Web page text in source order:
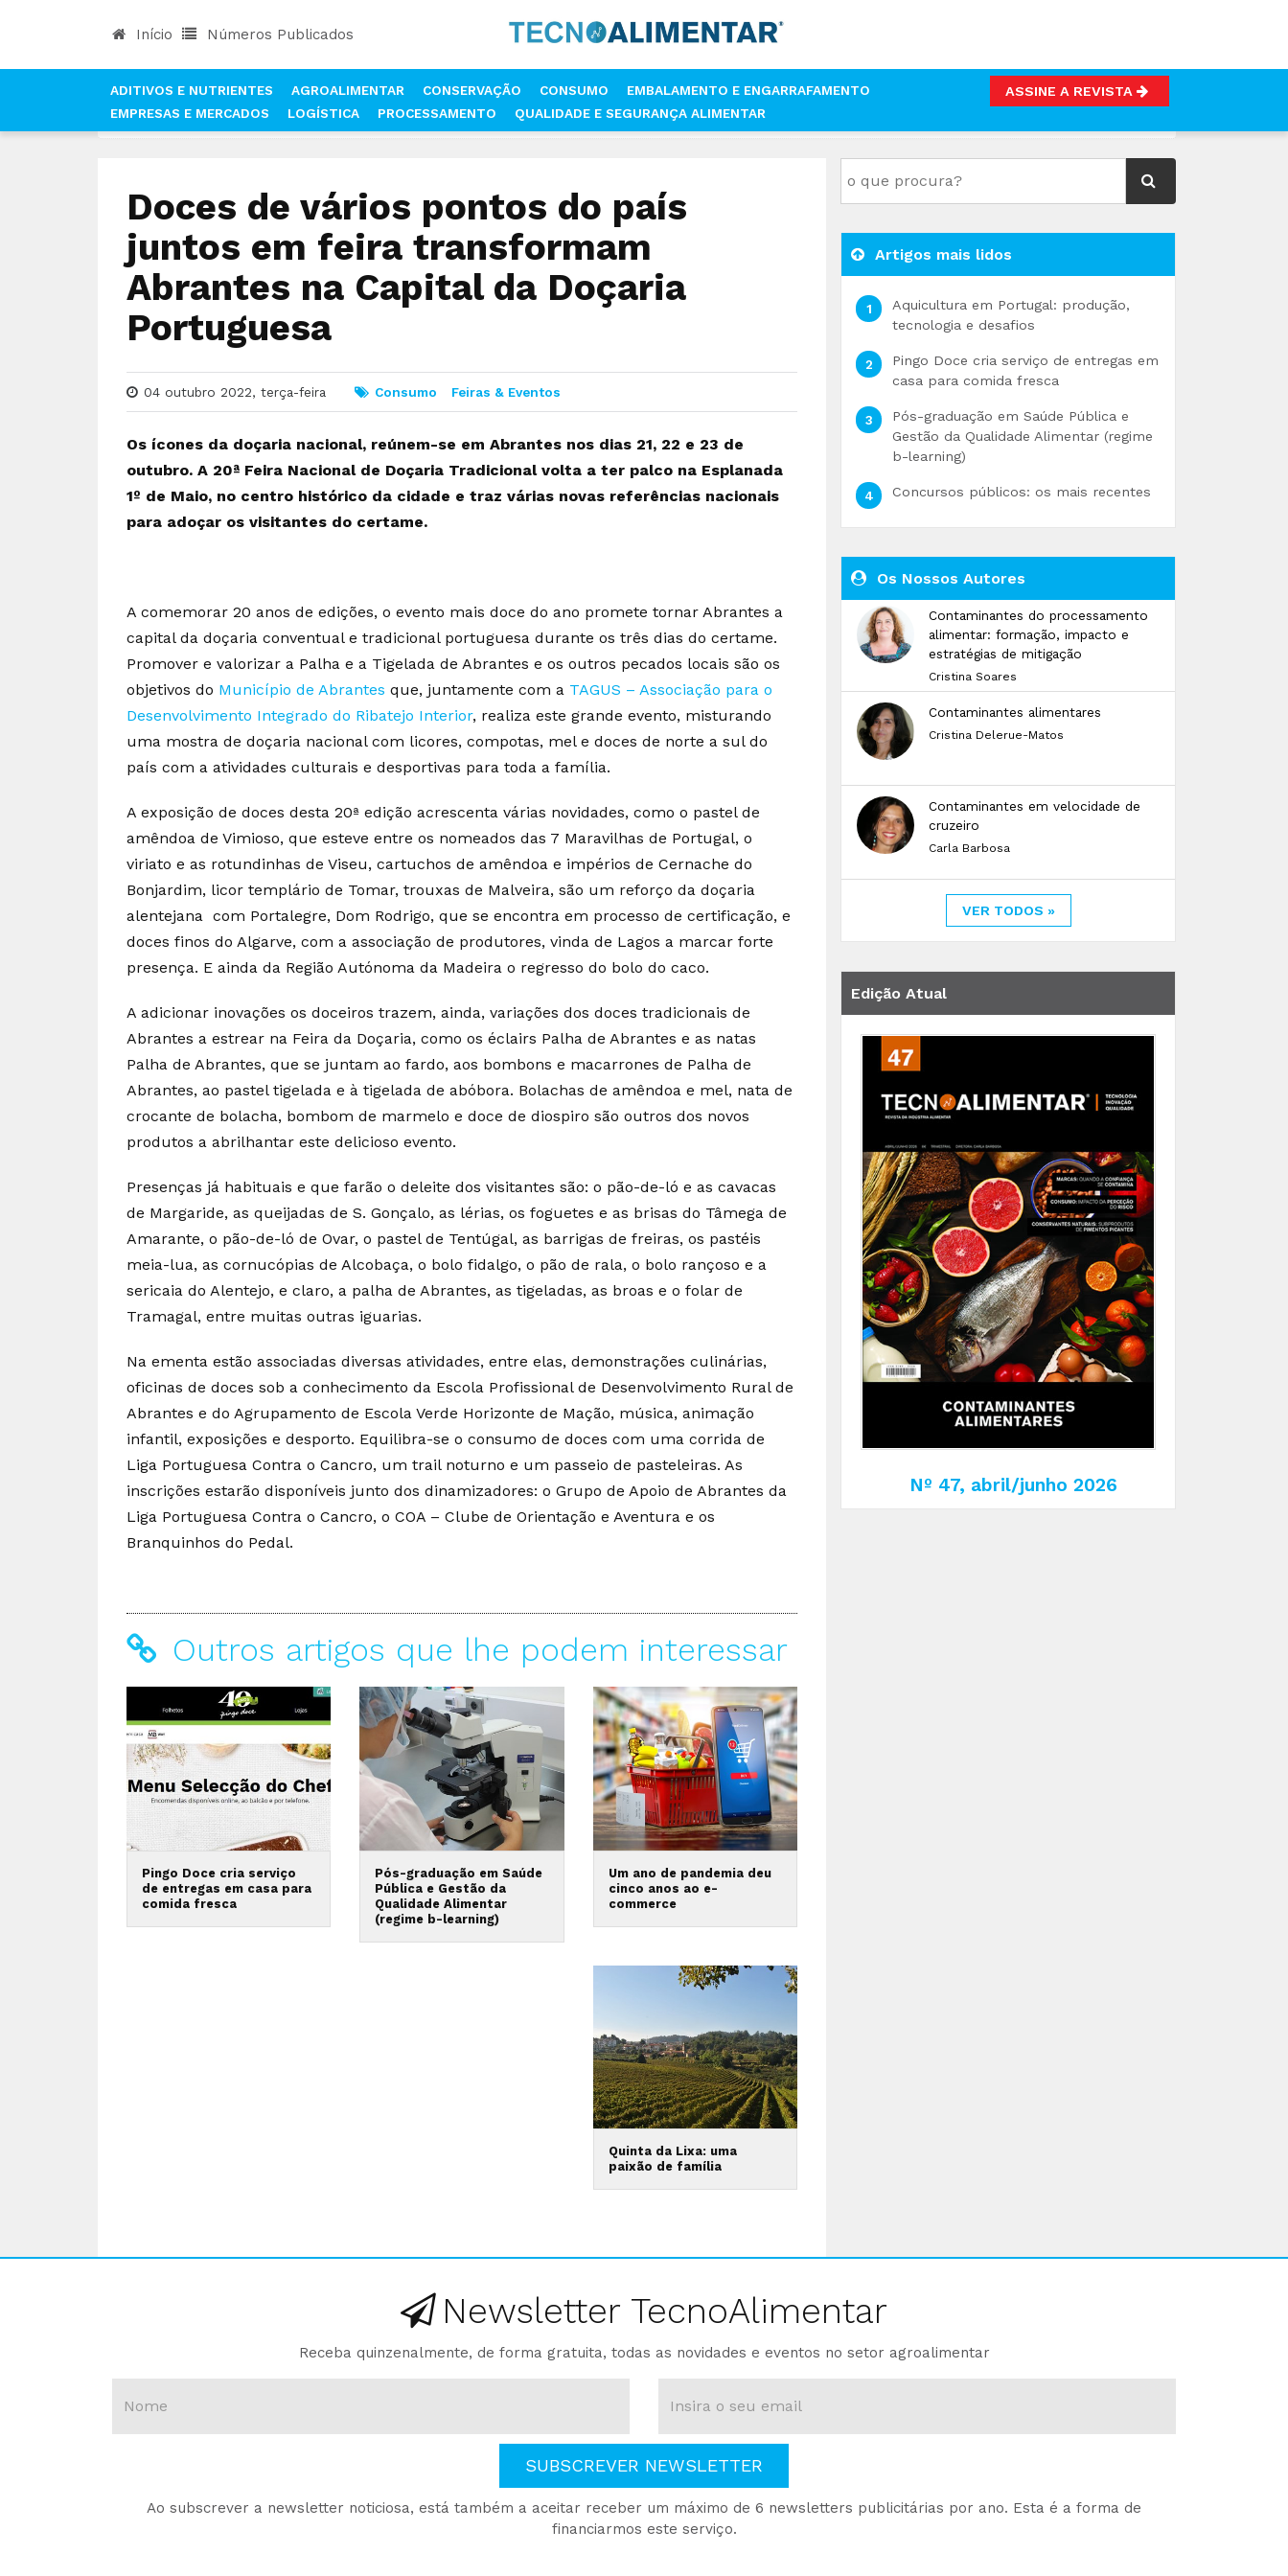
Início Números Publicados
ADITIVOS E NUTRIENTES AGROALIMENTAR CONSERVAÇÃO CONSUMO
EMBALAMENTO E ENGARRAFAMENTO
EMPRESAS E MERCADOS
LOGÍSTICA PROCESSAMENTO QUALIDADE E SEGURANÇA ALIMENTAR
ASSINE A REVISTA
DOCES DE VÁRIOS PONTOS DO PAÍS JUNTOS EM FEIRA TRANSFORMAM ABRANTES NA CAPITAL DA DOÇARIA PORTUGUESA
Doces de vários pontos do país
juntos em feira transformam
Abrantes na Capital da Doçaria
Portuguesa
04 outubro 2022, terça-feira Consumo Feiras & Eventos
Os ícones da doçaria nacional, reúnem-se em Abrantes nos dias 21, 22 e 23 de
outubro. A 20ª Feira Nacional de Doçaria Tradicional volta a ter palco na Esplanada
1º de Maio, no centro histórico da cidade e traz várias novas referências nacionais
para adoçar os visitantes do certame.
A comemorar 20 anos de edições, o evento mais doce do ano promete tornar Abrantes a
capital da doçaria conventual e tradicional portuguesa durante os três dias do certame.
Promover e valorizar a Palha e a Tigelada de Abrantes e os outros pecados locais são os
objetivos do Município de Abrantes que, juntamente com a TAGUS – Associação para o
Desenvolvimento Integrado do Ribatejo Interior, realiza este grande evento, misturando
uma mostra de doçaria nacional com licores, compotas, mel e doces de norte a sul do
país com a atividades culturais e desportivas para toda a família.
A exposição de doces desta 20ª edição acrescenta várias novidades, como o pastel de
amêndoa de Vimioso, que esteve entre os nomeados das 7 Maravilhas de Portugal, o
viriato e as rotundinhas de Viseu, cartuchos de amêndoa e impérios de Cernache do
Bonjardim, licor templário de Tomar, trouxas de Malveira, são um reforço da doçaria
alentejana com Portalegre, Dom Rodrigo, que se encontra em processo de certificação, e
doces finos do Algarve, com a associação de produtores, vinda de Lagos a marcar forte
presença. E ainda da Região Autónoma da Madeira o regresso do bolo do caco.
A adicionar inovações os doceiros trazem, ainda, variações dos doces tradicionais de
Abrantes a estrear na Feira da Doçaria, como os éclairs Palha de Abrantes e as natas
Palha de Abrantes, que se juntam ao fardo, aos bombons e macarrones de Palha de
Abrantes, ao pastel tigelada e à tigelada de abóbora. Bolachas de amêndoa e mel, nata de
crocante de bolacha, bombom de marmelo e doce de diospiro são outros dos novos
produtos a abrilhantar este delicioso evento.
Presenças já habituais e que farão o deleite dos visitantes são: o pão-de-ló e as cavacas
de Margaride, as queijadas de S. Gonçalo, as lérias, os foguetes e as brisas do Tâmega de
Amarante, o pão-de-ló de Ovar, o pastel de Tentúgal, as barrigas de freiras, os pastéis
meia-lua, as cornucópias de Alcobaça, o bolo fidalgo, o pão de rala, o bolo rançoso e a
sericaia do Alentejo, e claro, a palha de Abrantes, as tigeladas, as broas e o folar de
Tramagal, entre muitas outras iguarias.
Na ementa estão associadas diversas atividades, entre elas, demonstrações culinárias,
oficinas de doces sob a conhecimento da Escola Profissional de Desenvolvimento Rural de
Abrantes e do Agrupamento de Escola Verde Horizonte de Mação, música, animação
infantil, exposições e desporto. Equilibra-se o consumo de doces com uma corrida de
Liga Portuguesa Contra o Cancro, um trail noturno e um passeio de pasteleiras. As
inscrições estarão disponíveis junto dos dinamizadores: o Grupo de Apoio de Abrantes da
Liga Portuguesa Contra o Cancro, o COA – Clube de Orientação e Aventura e os
Branquinhos do Pedal.
Outros artigos que lhe podem interessar
Pingo Doce cria serviço
de entregas em casa para
comida fresca
Pós-graduação em Saúde
Pública e Gestão da
Qualidade Alimentar
(regime b-learning)
Um ano de pandemia deu
cinco anos ao e-
commerce
Quinta da Lixa: uma
paixão de família
Artigos mais lidos
Aquicultura em Portugal: produção,
tecnologia e desafios
Pingo Doce cria serviço de entregas em
casa para comida fresca
Pós-graduação em Saúde Pública e
Gestão da Qualidade Alimentar (regime
b-learning)
Concursos públicos: os mais recentes
Os Nossos Autores
Contaminantes do processamento
alimentar: formação, impacto e
estratégias de mitigação
Cristina Soares
Contaminantes alimentares
Cristina Delerue-Matos
Contaminantes em velocidade de
cruzeiro
Carla Barbosa
VER TODOS »
Edição Atual
Nº 47, abril/junho 2026
Newsletter TecnoAlimentar
Receba quinzenalmente, de forma gratuita, todas as novidades e eventos no setor agroalimentar
SUBSCREVER NEWSLETTER
Ao subscrever a newsletter noticiosa, está também a aceitar receber um máximo de 6 newsletters publicitárias por ano. Esta é a forma de
financiarmos este serviço.